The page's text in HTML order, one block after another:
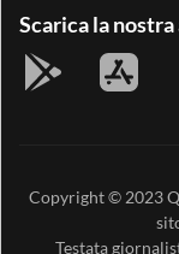
Scarica la nostra
Copyright © 2023
Testata